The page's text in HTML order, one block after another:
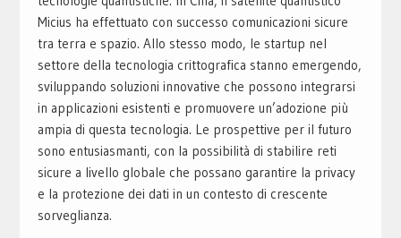
Micius ha effettuato con successo comunicazioni sicure
tra terra e spazio. Allo stesso modo, le startup nel
settore della tecnologia crittografica stanno emergendo,
sviluppando soluzioni innovative che possono integrarsi
in applicazioni esistenti e promuovere un’adozione più
ampia di questa tecnologia. Le prospettive per il futuro
sono entusiasmanti, con la possibilità di stabilire reti
sicure a livello globale che possano garantire la privacy
e la protezione dei dati in un contesto di crescente
sorveglianza.